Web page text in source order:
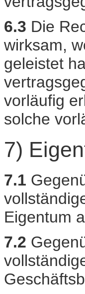
6.3 Die
wirksam,
geleistet
vorläufig
solche
7)
7.1
Eigentum
7.2